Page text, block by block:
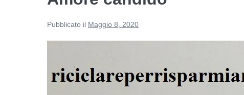
Pubblicato il Maggio 8, 2020